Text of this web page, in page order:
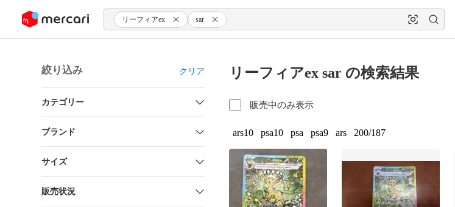
ツにスキップ リーフィアex sar
絞り込み クリア
カテゴリー
ブランド
サイズ
販売状況
リーフィアex sar の検索結果
販売中のみ表示
ars10 psa10 psa psa9 ars 200/187